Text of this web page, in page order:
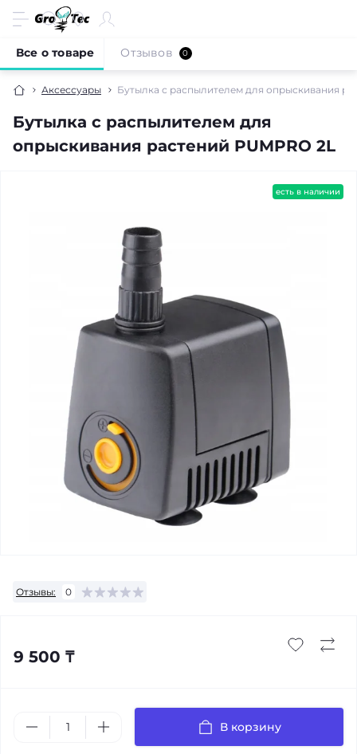
Аксессуары Бутылка с распылителем для опрыскивания
Бутылка с распылителем для
опрыскивания растений PUMPRO 2L
Все о товаре Отзывов 0
есть в наличии
Отзывы: 0
9 500 ₸
В корзину